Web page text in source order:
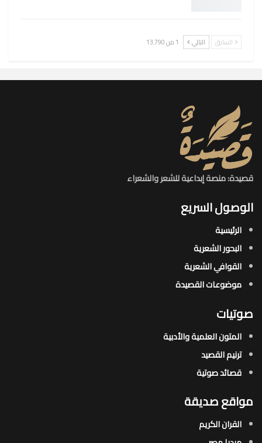
السابق التالي 1 من 13٬790
قصيدة: منصة إبداعية للشعر والشعراء
الوصول السريع
الرئيسية
البحور الشعرية​
القوافي الشعرية​
موضوعات القصيدة​
صوتيات
المتون العلمية والأدبية
ترنيم القصيد
قصائد صوتية
مواقع صديقة
القران الكريم